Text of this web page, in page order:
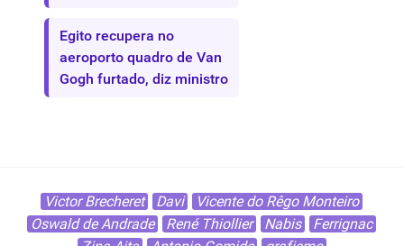
Egito recupera no
aeroporto quadro de Van
Gogh furtado, diz ministro
Victor Brecheret Davi
Vicente do Rêgo Monteiro
Oswald de Andrade
René Thiollier Nabis
Ferrignac